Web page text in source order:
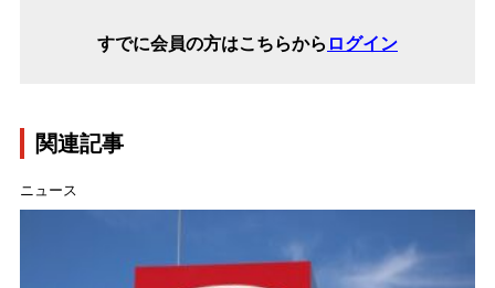
すでに会員の方はこちらから ログイン
関連記事
ニュース